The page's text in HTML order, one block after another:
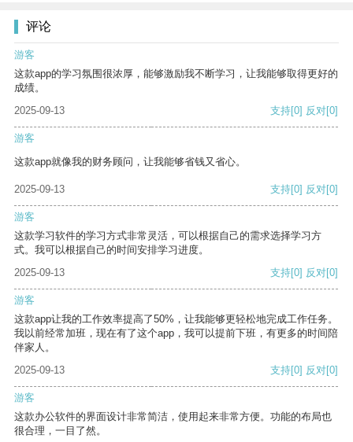
评论
游客
这款app的学习氛围很浓厚，能够激励我不断学习，让我能够取得更好的
成绩。
2025-09-13
支持[0] 反对[0]
游客
这款app就像我的财务顾问，让我能够省钱又省心。
2025-09-13 支持[0] 反对[0]
游客
这款学习软件的学习方式非常灵活，可以根据自己的需求选择学习方
式。我可以根据自己的时间安排学习进度。
2025-09-13
支持[0] 反对[0]
游客
这款app让我的工作效率提高了50%，让我能够更轻松地完成工作任务。
我以前经常加班，现在有了这个app，我可以提前下班，有更多的时间陪
伴家人。
2025-09-13
支持[0] 反对[0]
游客
这款办公软件的界面设计非常简洁，使用起来非常方便。功能的布局也
很合理，一目了然。